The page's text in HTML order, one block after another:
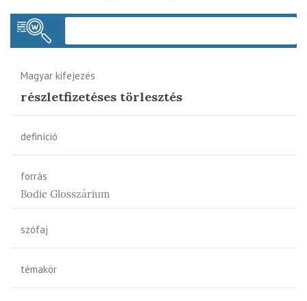
Magyar kifejezés
részletfizetéses törlesztés
definíció
forrás
Bodie Glosszárium
szófaj
témakör